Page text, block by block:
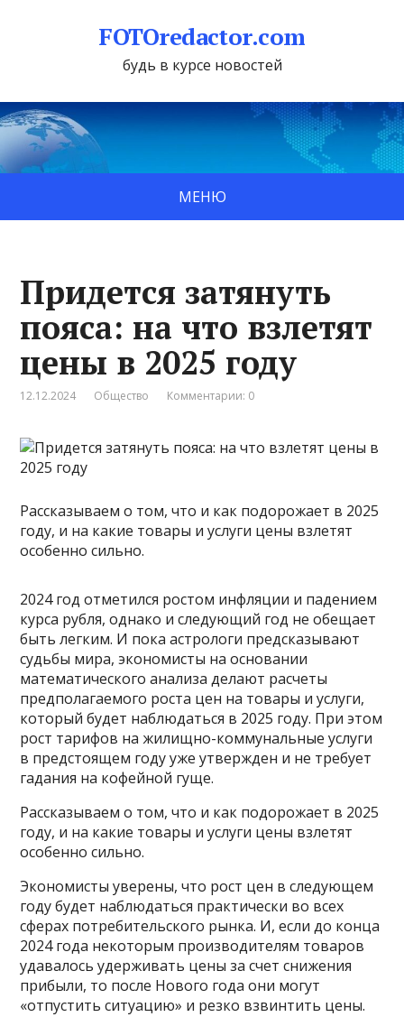
FOTOredactor.com
будь в курсе новостей
МЕНЮ
Придется затянуть
пояса: на что взлетят
цены в 2025 году
12.12.2024 Общество Комментарии: 0
Рассказываем о том, что и как подорожает в 2025
году, и на какие товары и услуги цены взлетят
особенно сильно.
2024 год отметился ростом инфляции и падением
курса рубля, однако и следующий год не обещает
быть легким. И пока астрологи предсказывают
судьбы мира, экономисты на основании
математического анализа делают расчеты
предполагаемого роста цен на товары и услуги,
который будет наблюдаться в 2025 году. При этом
рост тарифов на жилищно-коммунальные услуги
в предстоящем году уже утвержден и не требует
гадания на кофейной гуще.
Рассказываем о том, что и как подорожает в 2025
году, и на какие товары и услуги цены взлетят
особенно сильно.
Экономисты уверены, что рост цен в следующем
году будет наблюдаться практически во всех
сферах потребительского рынка. И, если до конца
2024 года некоторым производителям товаров
удавалось удерживать цены за счет снижения
прибыли, то после Нового года они могут
«отпустить ситуацию» и резко взвинтить цены.